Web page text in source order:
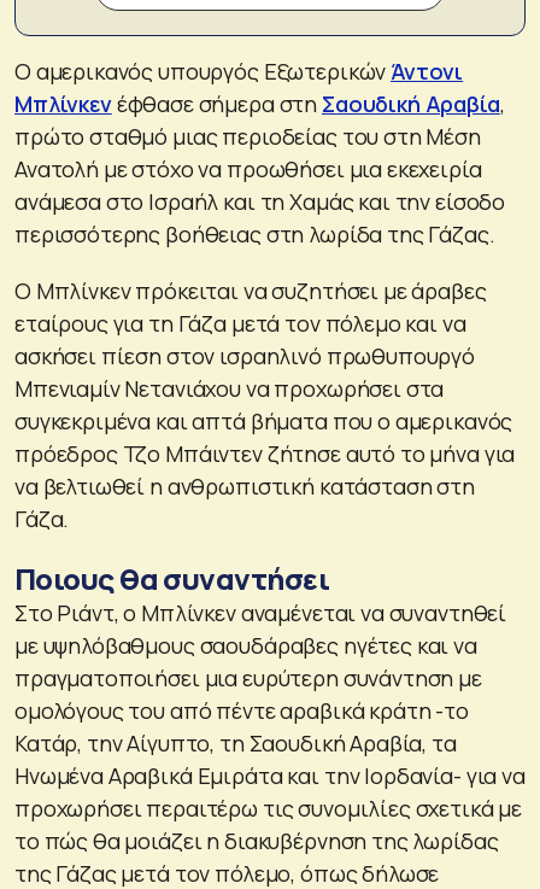
Ο αμερικανός υπουργός Εξωτερικών Άντονι
Μπλίνκενέφθασε σήμερα στη Σαουδική Αραβία,
πρώτο σταθμό μιας περιοδείας του στη Μέση
Ανατολή με στόχο να προωθήσει μια εκεχειρία
ανάμεσα στο Ισραήλ και τη Χαμάς και την είσοδο
περισσότερης βοήθειας στη λωρίδα της Γάζας.
Ο Μπλίνκεν πρόκειται να συζητήσει με άραβες
εταίρους για τη Γάζα μετά τον πόλεμο και να
ασκήσει πίεση στον ισραηλινό πρωθυπουργό
Μπενιαμίν Νετανιάχου να προχωρήσει στα
συγκεκριμένα και απτά βήματα που ο αμερικανός
πρόεδρος Τζο Μπάιντεν ζήτησε αυτό το μήνα για
να βελτιωθεί η ανθρωπιστική κατάσταση στη
Γάζα.
Ποιους θα συναντήσει
Στο Ριάντ, ο Μπλίνκεν αναμένεται να συναντηθεί
με υψηλόβαθμους σαουδάραβες ηγέτες και να
πραγματοποιήσει μια ευρύτερη συνάντηση με
ομολόγους του από πέντε αραβικά κράτη -το
Κατάρ, την Αίγυπτο, τη Σαουδική Αραβία, τα
Ηνωμένα Αραβικά Εμιράτα και την Ιορδανία- για να
προχωρήσει περαιτέρω τις συνομιλίες σχετικά με
το πώς θα μοιάζει η διακυβέρνηση της λωρίδας
της Γάζας μετά τον πόλεμο, όπως δήλωσε